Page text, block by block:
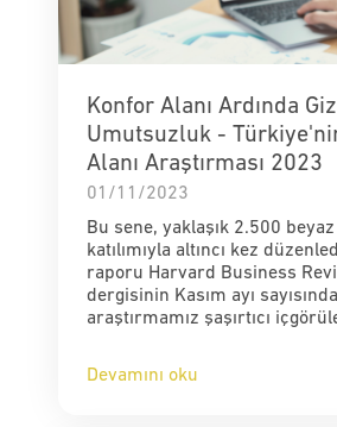
Konfor Alanı Ardında
Umutsuzluk -
Alanı Araştırması 2023
01/11/2023
Bu sene, yaklaşık 2.500 beyaz
katılımıyla altıncı kez
raporu Harvard Business
dergisinin Kasım ayı
araştırmamız şaşırtıcı
Devamını oku